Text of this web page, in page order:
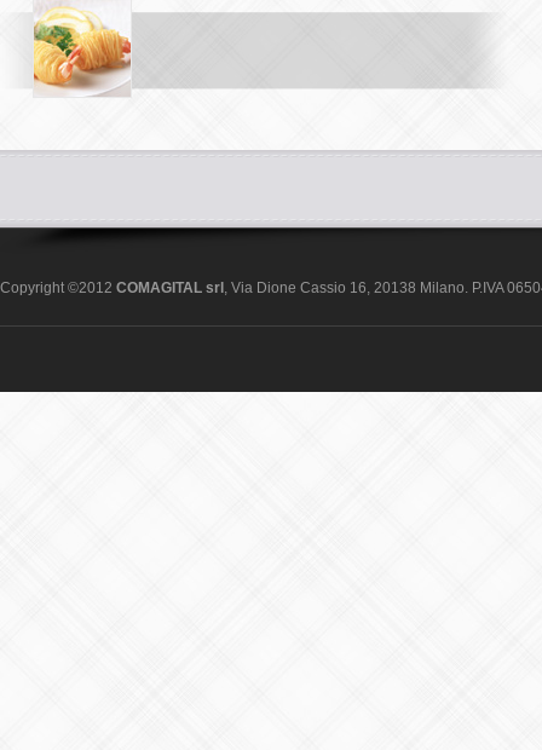
Copyright ©2012 COMAGITAL srl , Via Dione Cassio 16, 20138 Milano. P.IVA